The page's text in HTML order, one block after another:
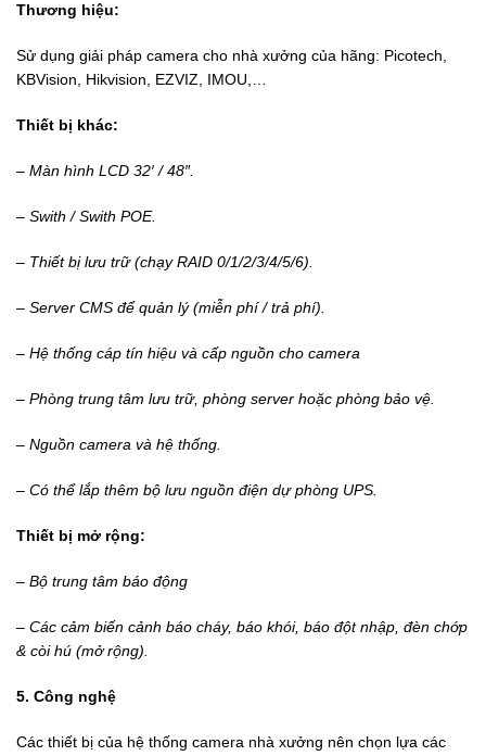
Thương hiệu:
Sử dụng giải pháp camera cho nhà xưởng của hãng: Picotech,
KBVision, Hikvision, EZVIZ, IMOU,…
Thiết bị khác:
– Màn hình LCD 32′ /48″.
– Swith / Swith POE.
– Thiết bị lưu trữ(chạy RAID 0/1/2/3/4/5/6).
– Server CMS để quản lý(miễn phí / trả phí).
– Hệ thống cáp tín hiệu và cấp nguồn cho camera
– Phòng trung tâm lưu trữ, phòng server hoặc phòng bảo vệ.
– Nguồn camera và hệ thống.
– Có thể lắp thêm bộ lưu nguồn điện dự phòng UPS.
Thiết bị mở rộng:
– Bộ trung tâm báo động
– Các cảm biến cảnh báo cháy, báo khói, báo đột nhập, đèn chớp
& còi hú (mở rộng).
5. Công nghệ
Các thiết bị của hệ thống camera nhà xưởng nên chọn lựa các